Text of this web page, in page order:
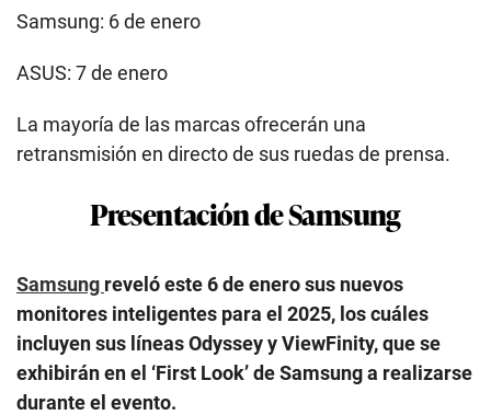
Samsung: 6 de enero
ASUS: 7 de enero
La mayoría de las marcas ofrecerán una
retransmisión en directo de sus ruedas de prensa.
Presentación de Samsung
Samsung reveló este 6 de enero sus nuevos
monitores inteligentes para el 2025, los cuáles
incluyen sus líneas Odyssey y ViewFinity, que se
exhibirán en el ‘First Look’ de Samsung a realizarse
durante el evento.